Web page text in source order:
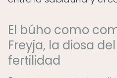
El búho como
Freyja, la diosa
fertilidad